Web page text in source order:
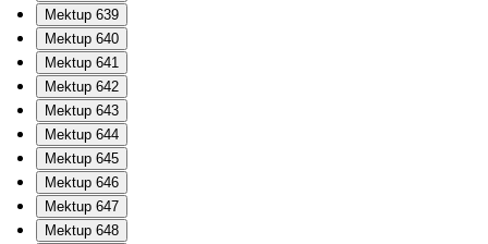
Mektup 639
Mektup 640
Mektup 641
Mektup 642
Mektup 643
Mektup 644
Mektup 645
Mektup 646
Mektup 647
Mektup 648